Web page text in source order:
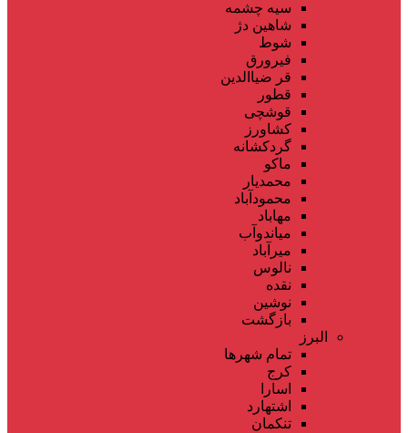
سیه چشمه
شاهین دژ
شوط
فیرورق
قر ضیاالدین
قطور
قوشچی
کشاورز
گردکشانه
ماکو
محمدیار
محمودآباد
مهاباد
میاندوآب
میرآباد
نالوس
نقده
نوشین
بازگشت
البرز
تمام شهر‌ها
کرج
اسارا
اشتهارد
تنکمان